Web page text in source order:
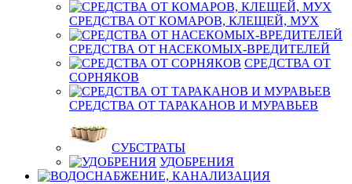
СРЕДСТВА ОТ КОМАРОВ, КЛЕЩЕЙ, МУХ
СРЕДСТВА ОТ НАСЕКОМЫХ-ВРЕДИТЕЛЕЙ
СРЕДСТВА ОТ
СОРНЯКОВ
СРЕДСТВА ОТ ТАРАКАНОВ И МУРАВЬЕВ
СУБСТРАТЫ
УДОБРЕНИЯ